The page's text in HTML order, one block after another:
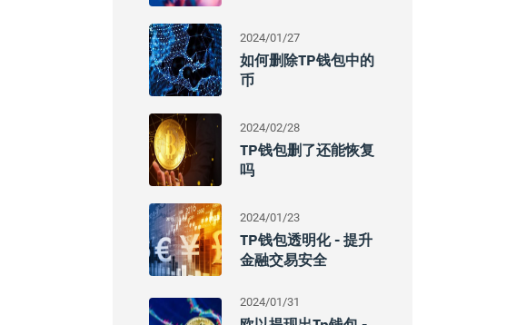
2024/01/27
如何删除TP钱包中的
币
2024/02/28
TP钱包删了还能恢复
吗
2024/01/23
TP钱包透明化 - 提升
金融交易安全
2024/01/31